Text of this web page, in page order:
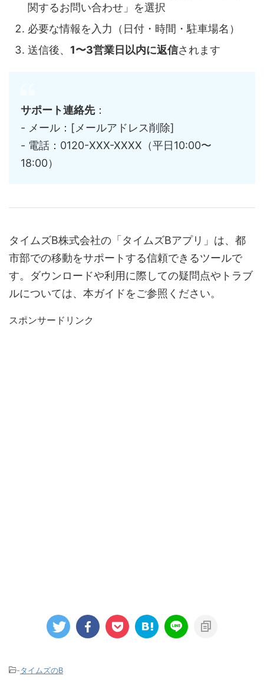
関するお問い合わせ」を選択
必要な情報を入力（日付・時間・駐車場名）
送信後、 1〜3営業日以内に返信されます
サポート連絡先：
- メール：[メールアドレス削除]
- 電話：0120-XXX-XXXX（平日10:00〜
18:00）
タイムズB株式会社の「タイムズBアプリ」は、都
市部での移動をサポートする信頼できるツールで
す。ダウンロードや利用に際しての疑問点やトラブ
ルについては、本ガイドをご参照ください。
スポンサードリンク
-タイムズのB